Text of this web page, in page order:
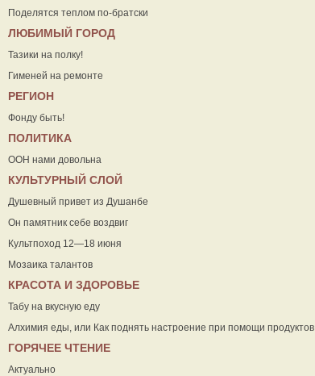
Поделятся теплом по-братски
ЛЮБИМЫЙ ГОРОД
Тазики на полку!
Гименей на ремонте
РЕГИОН
Фонду быть!
ПОЛИТИКА
ООН нами довольна
КУЛЬТУРНЫЙ СЛОЙ
Душевный привет из Душанбе
Он памятник себе воздвиг
Культпоход 12—18 июня
Мозаика талантов
КРАСОТА И ЗДОРОВЬЕ
Табу на вкусную еду
Алхимия еды, или Как поднять настроение при помощи продуктов
ГОРЯЧЕЕ ЧТЕНИЕ
Актуально